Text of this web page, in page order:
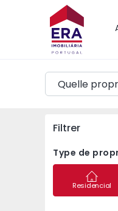
Carte
Filtrer
Type de
Residencial